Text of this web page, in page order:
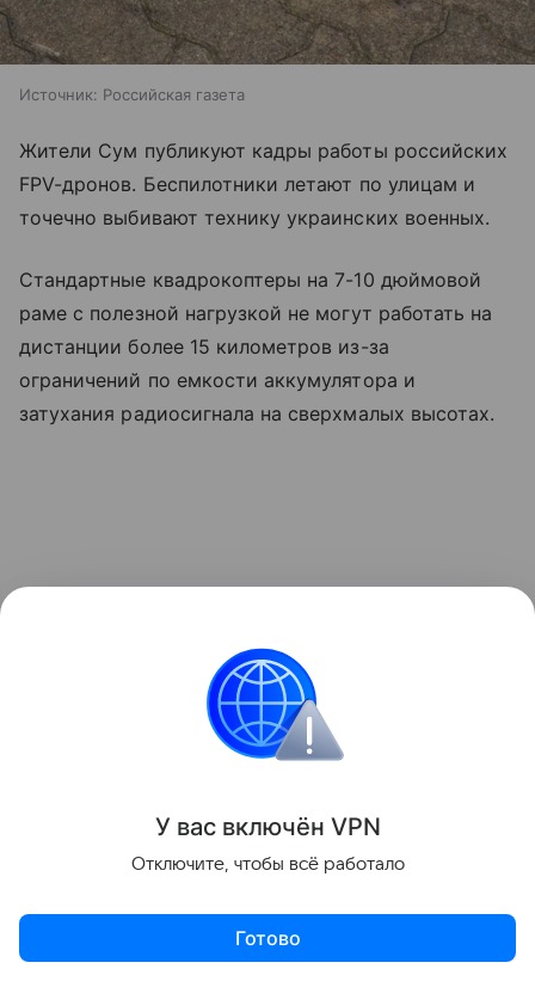
Источник: Российская газета
Жители Сум публикуют кадры работы российских
FPV-дронов. Беспилотники летают по улицам и
точечно выбивают технику украинских военных.
Стандартные квадрокоптеры на 7-10 дюймовой
раме с полезной нагрузкой не могут работать на
дистанции более 15 километров из-за
ограничений по емкости аккумулятора и
затухания радиосигнала на сверхмалых высотах.
Появление БПЛА в городе свидетельствует о
применении тяжелых 13-15-дюймовых рам или
У вас включён VPN
Отключите, чтобы всё работало
Готово